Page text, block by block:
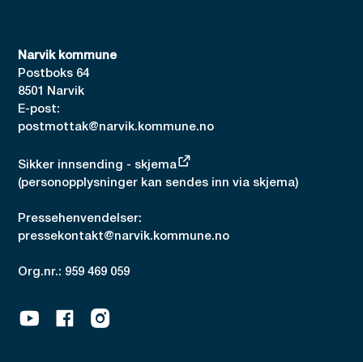
Narvik kommune
Postboks 64
8501 Narvik
E-post:
postmottak@narvik.kommune.no
Sikker innsending - skjema
(personopplysninger kan sendes inn via skjema)
Pressehenvendelser:
pressekontakt@narvik.kommune.no
Org.nr.: 959 469 059
YoutubeFacebookInstagram